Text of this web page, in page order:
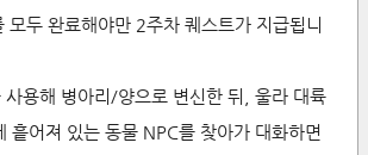
두 완료해야만 2주차 퀘스트가 지급됩니
사용해 병아리/양으로 변신한 뒤, 울라 대륙
흩어져 있는 동물 NPC를 찾아가 대화하면